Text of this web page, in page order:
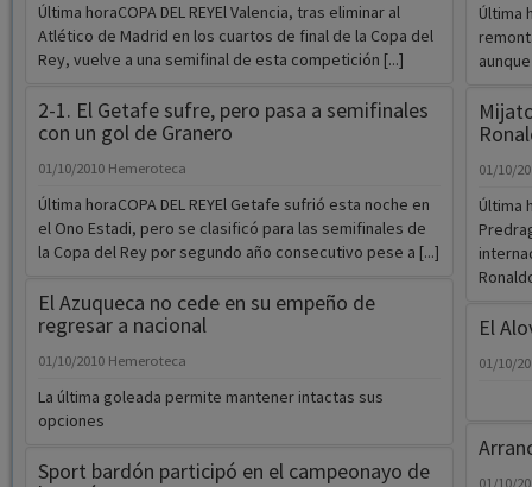
Última horaCOPA DEL REYEl Valencia, tras eliminar al
Atlético de Madrid en los cuartos de final de la Copa del
Rey, vuelve a una semifinal de esta competición [...]
2-1. El Getafe sufre, pero pasa a semifinales
con un gol de Granero
01/10/2010 Hemeroteca
Última horaCOPA DEL REYEl Getafe sufrió esta noche en
el Ono Estadi, pero se clasificó para las semifinales de
la Copa del Rey por segundo año consecutivo pese a [...]
El Azuqueca no cede en su empeño de
regresar a nacional
01/10/2010 Hemeroteca
La última goleada permite mantener intactas sus
opciones
Sport bardón participó en el campeonayo de
Última
01/10/
Última
El
01/10/
01/10/